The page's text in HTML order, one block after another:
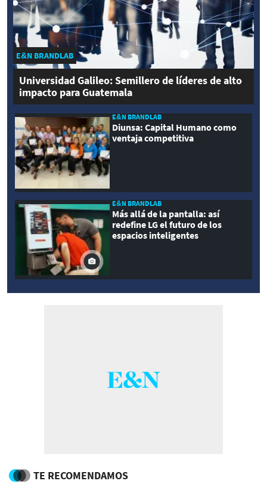
E&N BRANDLAB
Universidad Galileo: Semillero de líderes de alto
impacto para Guatemala
E&N BRANDLAB
Diunsa: Capital Humano como
ventaja competitiva
E&N BRANDLAB
Más allá de la pantalla: así
redefine LG el futuro de los
espacios inteligentes
TE RECOMENDAMOS